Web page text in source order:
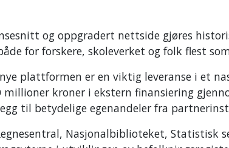
og oppgradert nettside gjøres
for forskere, skoleverket og folk flest
plattformen er en viktig leveranse i et
kroner i ekstern finansiering
til betydelige egenandeler fra
, Nasjonalbiblioteket, Statistisk